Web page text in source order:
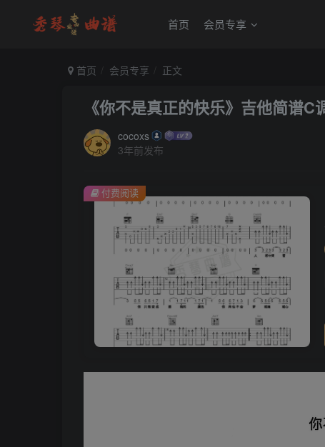
首页 会员专享
首页 会员专享 正文
《你不是真正的快乐》吉他简谱C
cocoxs
3年前发布
付费阅读